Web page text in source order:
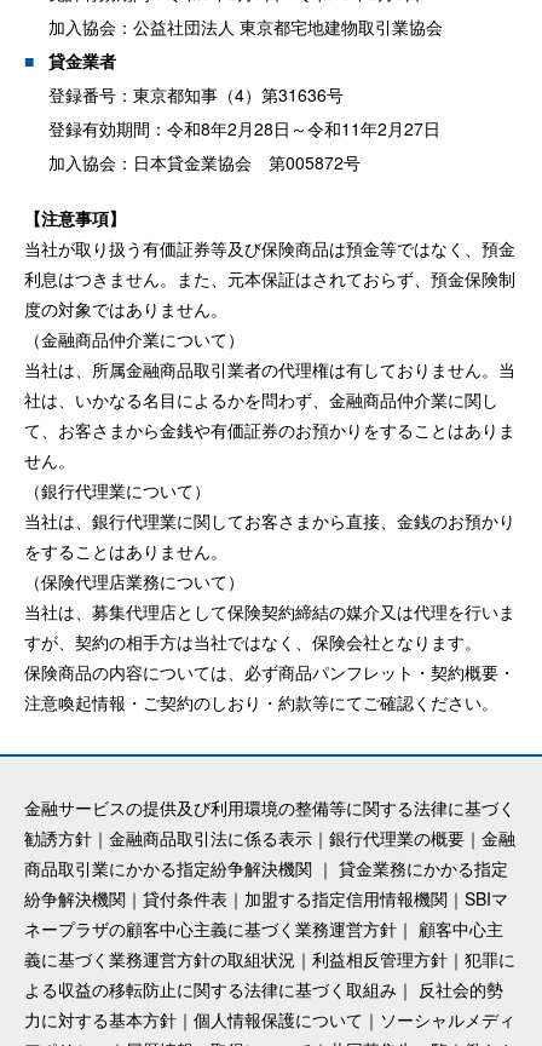
加入協会：公益社団法人 東京都宅地建物取引業協会
貸金業者
登録番号：東京都知事（4）第31636号
登録有効期間：令和8年2月28日～令和11年2月27日
加入協会：日本貸金業協会 第005872号
【注意事項】
当社が取り扱う有価証券等及び保険商品は預金等ではなく、預金
利息はつきません。また、元本保証はされておらず、預金保険制
度の対象ではありません。
（金融商品仲介業について）
当社は、所属金融商品取引業者の代理権は有しておりません。当
社は、いかなる名目によるかを問わず、金融商品仲介業に関し
て、お客さまから金銭や有価証券のお預かりをすることはありま
せん。
（銀行代理業について）
当社は、銀行代理業に関してお客さまから直接、金銭のお預かり
をすることはありません。
（保険代理店業務について）
当社は、募集代理店として保険契約締結の媒介又は代理を行いま
すが、契約の相手方は当社ではなく、保険会社となります。
保険商品の内容については、必ず商品パンフレット・契約概要・
注意喚起情報・ご契約のしおり・約款等にてご確認ください。
金融サービスの提供及び利用環境の整備等に関する法律に基づく
勧誘方針 ｜ 金融商品取引法に係る表示 ｜ 銀行代理業の概要 ｜ 金融
商品取引業にかかる指定紛争解決機関 ｜ 貸金業務にかかる指定
紛争解決機関 ｜ 貸付条件表 ｜ 加盟する指定信用情報機関 ｜ SBIマ
ネープラザの顧客中心主義に基づく業務運営方針 ｜ 顧客中心主
義に基づく業務運営方針の取組状況 ｜ 利益相反管理方針 ｜ 犯罪に
よる収益の移転防止に関する法律に基づく取組み ｜ 反社会的勢
力に対する基本方針 ｜ 個人情報保護について ｜ ソーシャルメディ